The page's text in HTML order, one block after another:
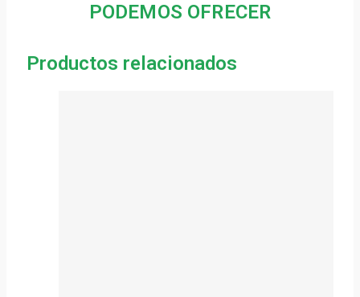
PODEMOS OFRECER
Productos relacionados